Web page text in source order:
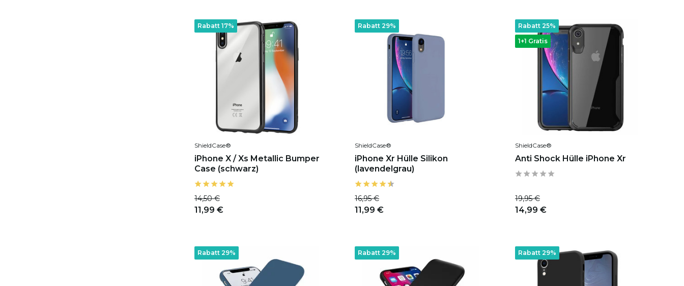
Rabatt 17%
ShieldCase®
iPhone X / Xs Metallic Bumper
Case (schwarz)
14,50 €
11,99 €
Rabatt 29%
ShieldCase®
iPhone Xr Hülle Silikon
(lavendelgrau)
16,95 €
11,99 €
1+1 Gratis
Rabatt 25%
ShieldCase®
Anti Shock Hülle iPhone Xr
19,95 €
14,99 €
Rabatt 29% Rabatt 29% Rabatt 29%